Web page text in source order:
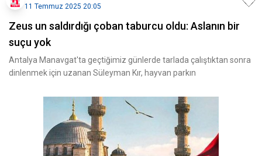
11 Temmuz 2025 20:05
Zeus un saldırdığı çoban taburcu oldu: Aslanın bir
suçu yok
Antalya Manavgat'ta geçtiğimiz günlerde tarlada çalıştıktan sonra
dinlenmek için uzanan Süleyman Kır, hayvan parkın